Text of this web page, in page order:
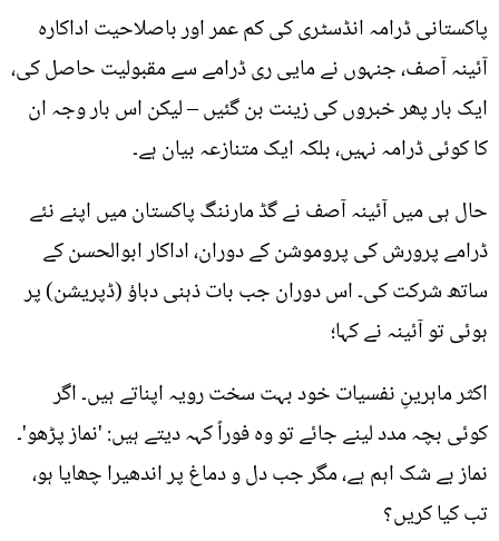
پاکستانی ڈرامہ انڈسٹری کی کم عمر اور باصلاحیت اداکارہ
آئینہ آصف، جنہوں نے مایی ری ڈرامے سے مقبولیت حاصل کی،
ایک بار پھر خبروں کی زینت بن گئیں – لیکن اس بار وجہ ان
کا کوئی ڈرامہ نہیں، بلکہ ایک متنازعہ بیان ہے۔
حال ہی میں آئینہ آصف نے گڈ مارننگ پاکستان میں اپنے نئے
ڈرامے پرورش کی پروموشن کے دوران، اداکار ابوالحسن کے
ساتھ شرکت کی۔ اس دوران جب بات ذہنی دباؤ (ڈپریشن) پر
ہوئی تو آئینہ نے کہا؛
اکثر ماہرینِ نفسیات خود بہت سخت رویہ اپناتے ہیں۔ اگر
کوئی بچہ مدد لینے جائے تو وہ فوراً کہہ دیتے ہیں: 'نماز پڑھو'۔
نماز بے شک اہم ہے، مگر جب دل و دماغ پر اندھیرا چھایا ہو،
تب کیا کریں؟